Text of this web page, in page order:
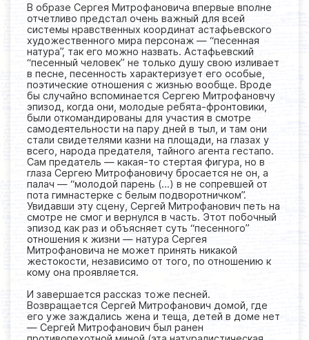
В образе Сергея Митрофановича впервые вполне
отчетливо предстал очень важный для всей
системы нравственных координат астафьевского
художественного мира персонаж — “песенная
натура”, так его можно назвать. Астафьевский
“песенный человек” не только душу свою изливает
в песне, песенность характеризует его особые,
поэтические отношения с жизнью вообще. Вроде
бы случайно вспоминается Сергею Митрофановчу
эпизод, когда они, молодые ребята-фронтовики,
были откомандированы для участия в смотре
самодеятельности на пару дней в тыл, и там они
стали свидетелями казни на площади, на глазах у
всего, народа предателя, тайного агента гестапо.
Сам предатель — какая-то стертая фигура, но в
глаза Сергею Митрофановичу бросается не он, а
палач — “молодой парень (…) в не сопревшей от
пота гимнастерке с белым подворотничком”.
Увидавши эту сцену, Сергей Митрофанович петь на
смотре не смог и вернулся в часть. Этот побочный
эпизод как раз и объясняет суть “песенного”
отношения к жизни — натура Сергея
Митрофановича не может принять никакой
жестокости, независимо от того, по отношению к
кому она проявляется.
И завершается рассказ тоже песней.
Возвращается Сергей Митрофанович домой, где
его уже заждались жена и теща, детей в доме нет
— Сергей Митрофанович был ранен